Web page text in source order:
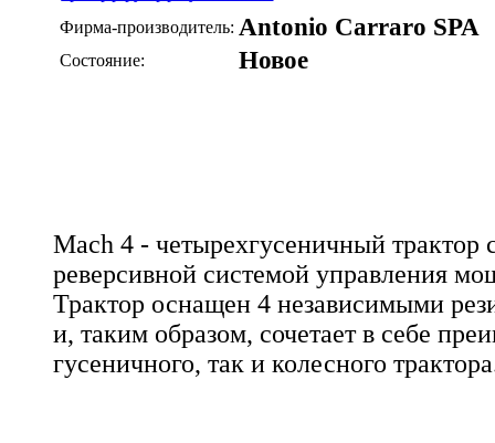
Фирма-производитель: Antonio Carraro SPA
Состояние: Новое
Mach 4 - четырехгусеничный
реверсивной системой управления
Трактор оснащен 4 независимыми
и, таким образом, сочетает в себе
гусеничного, так и колесного